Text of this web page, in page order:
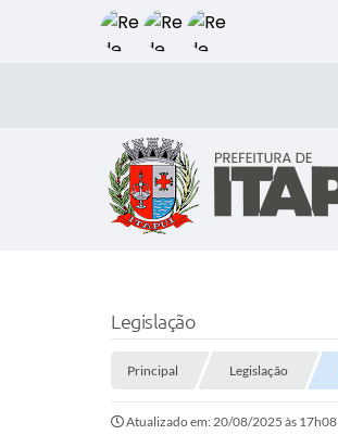
Legislação
Principal Legislação
Atualizado em: 20/08/2025 às 17h08